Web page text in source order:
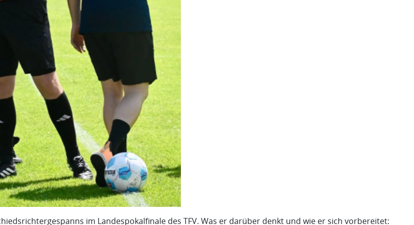
im Landespokalfinale des TFV. Was er darüber denkt und wie er sich vorbereitet: